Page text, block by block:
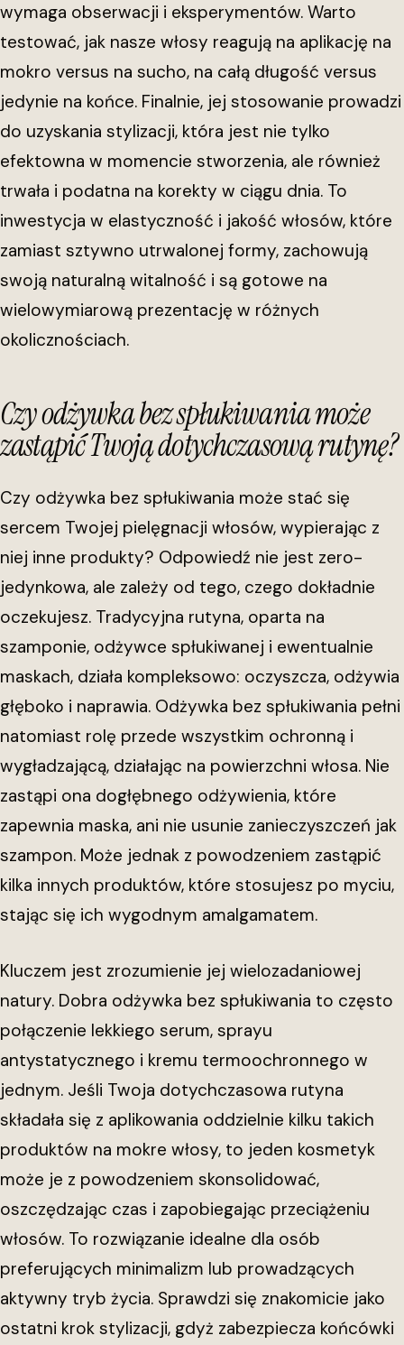
wymaga obserwacji i eksperymentów. Warto
testować, jak nasze włosy reagują na aplikację na
mokro versus na sucho, na całą długość versus
jedynie na końce. Finalnie, jej stosowanie prowadzi
do uzyskania stylizacji, która jest nie tylko
efektowna w momencie stworzenia, ale również
trwała i podatna na korekty w ciągu dnia. To
inwestycja w elastyczność i jakość włosów, które
zamiast sztywno utrwalonej formy, zachowują
swoją naturalną witalność i są gotowe na
wielowymiarową prezentację w różnych
okolicznościach.
Czy odżywka bez spłukiwania może
zastąpić Twoją dotychczasową rutynę?
Czy odżywka bez spłukiwania może stać się
sercem Twojej pielęgnacji włosów, wypierając z
niej inne produkty? Odpowiedź nie jest zero-
jedynkowa, ale zależy od tego, czego dokładnie
oczekujesz. Tradycyjna rutyna, oparta na
szamponie, odżywce spłukiwanej i ewentualnie
maskach, działa kompleksowo: oczyszcza, odżywia
głęboko i naprawia. Odżywka bez spłukiwania pełni
natomiast rolę przede wszystkim ochronną i
wygładzającą, działając na powierzchni włosa. Nie
zastąpi ona dogłębnego odżywienia, które
zapewnia maska, ani nie usunie zanieczyszczeń jak
szampon. Może jednak z powodzeniem zastąpić
kilka innych produktów, które stosujesz po myciu,
stając się ich wygodnym amalgamatem.
Kluczem jest zrozumienie jej wielozadaniowej
natury. Dobra odżywka bez spłukiwania to często
połączenie lekkiego serum, sprayu
antystatycznego i kremu termoochronnego w
jednym. Jeśli Twoja dotychczasowa rutyna
składała się z aplikowania oddzielnie kilku takich
produktów na mokre włosy, to jeden kosmetyk
może je z powodzeniem skonsolidować,
oszczędzając czas i zapobiegając przeciążeniu
włosów. To rozwiązanie idealne dla osób
preferujących minimalizm lub prowadzących
aktywny tryb życia. Sprawdzi się znakomicie jako
ostatni krok stylizacji, gdyż zabezpiecza końcówki